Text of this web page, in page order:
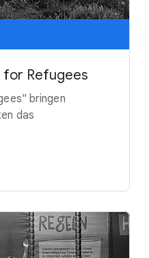
for Refugees
bringen
das